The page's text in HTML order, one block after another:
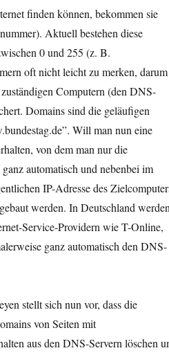
finden können, bekommen sie
Aktuell bestehen diese
0 und 255 (z. B.
oft nicht leicht zu merken, darum
Computern (den DNS-
Domains sind die geläufigen
Will man nun eine
von dem man nur die
automatisch und nebenbei im
IP-Adresse des
werden. In Deutschland
Service-Providern wie T-Online,
ganz automatisch den DNS-
stellt sich nun vor, dass die
von Seiten mit
aus den DNS-Servern löschen